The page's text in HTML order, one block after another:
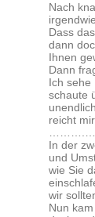
Nach
Dass
dann
Ihnen
Dann
Ich sehe
schaute
reicht
In der
und
wie Sie
wir
Nun